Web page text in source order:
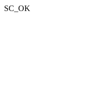
SC_OK